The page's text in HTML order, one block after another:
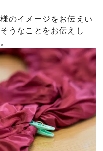
のイメージをお伝えい
うなことをお伝えし